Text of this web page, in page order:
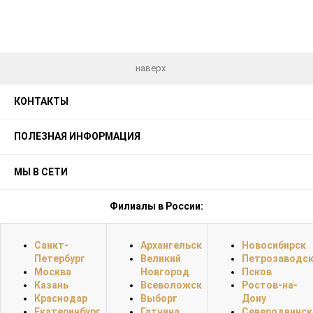
наверх
КОНТАКТЫ
ПОЛЕЗНАЯ ИНФОРМАЦИЯ
МЫ В СЕТИ
Филиалы в России:
Санкт-
Петербург
Москва
Казань
Краснодар
Архангельск
Великий
Новгород
Всеволожск
Выборг
Новосибирск
Петрозаводск
Псков
Ростов-на-
Дону